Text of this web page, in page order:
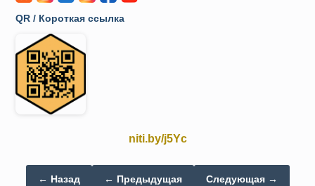
QR / Короткая ссылка
niti.by/j5Yc
← Назад ← Предыдущая Следующая →